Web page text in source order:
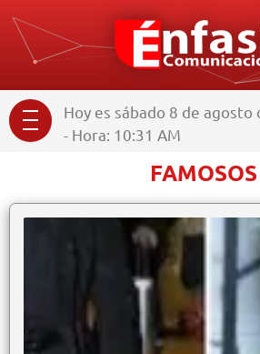
Hoy es sábado 8 de agosto
- Hora: 10:31 AM
FAMOSOS